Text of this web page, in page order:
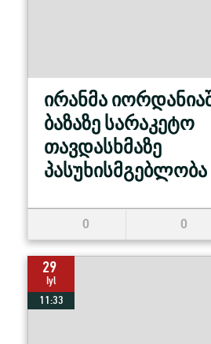
ირანმა
ბაზაზე სარაკეტო
თავდასხმაზე
0 0
29
Iyl
11:33